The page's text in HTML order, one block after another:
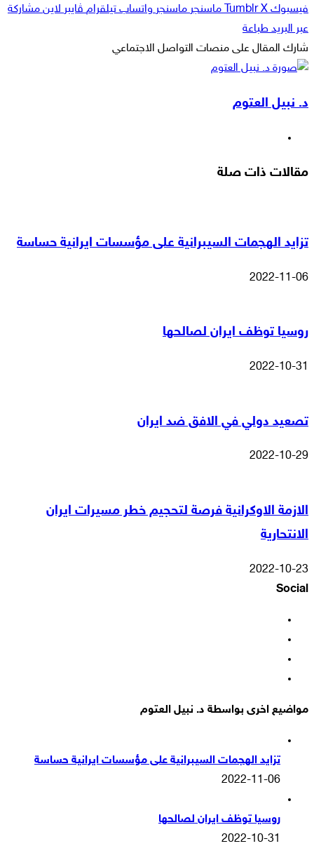
فيسبوك ‫X ماسنجر ماسنجر واتساب تيلقرام ڤايبر لاين مشاركة
عبر البريد طباعة
شارك المقال على منصات التواصل الاجتماعي
فيسبوك
‫X
ماسنجر
ماسنجر
واتساب
تيلقرام
ڤايبر
لاين
مشاركة
البريد
طباعة
د. نبيل العتوم
مقالات ذات صلة
تزايد الهجمات السيبرانية على مؤسسات ايرانية حساسة
2022-11-06
روسيا توظف ايران لصالحها
2022-10-31
تصعيد دولي في الافق ضد ايران
2022-10-29
الازمة الاوكرانية فرصة لتحجيم خطر مسيرات ايران
الانتحارية
2022-10-23
Social
مواضيع اخرى بواسطة د. نبيل العتوم
تزايد الهجمات السيبرانية على مؤسسات ايرانية حساسة
2022-11-06
روسيا توظف ايران لصالحها
2022-10-31